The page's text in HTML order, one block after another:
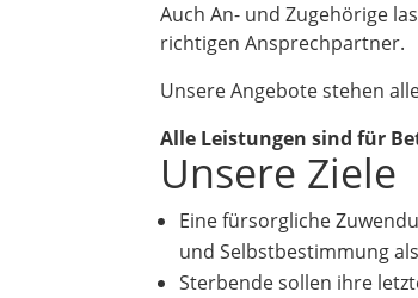
Auch An- und Zugehörige
richtigen Ansprechpartner.
Unsere Angebote stehen
Alle Leistungen sind für
Unsere Ziele
Eine fürsorgliche
und Selbstbestimmung
Sterbende sollen ihre